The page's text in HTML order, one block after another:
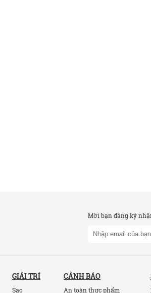
Mời bạn đăng ký
GIẢI TRÍ
Sao
CẢNH BÁO
An toàn thực phẩm